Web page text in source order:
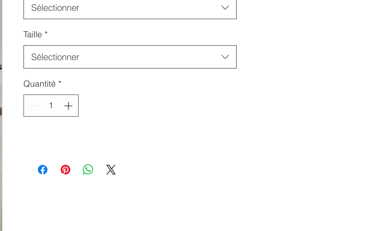
Sélectionner
Taille *
Sélectionner
Quantité *